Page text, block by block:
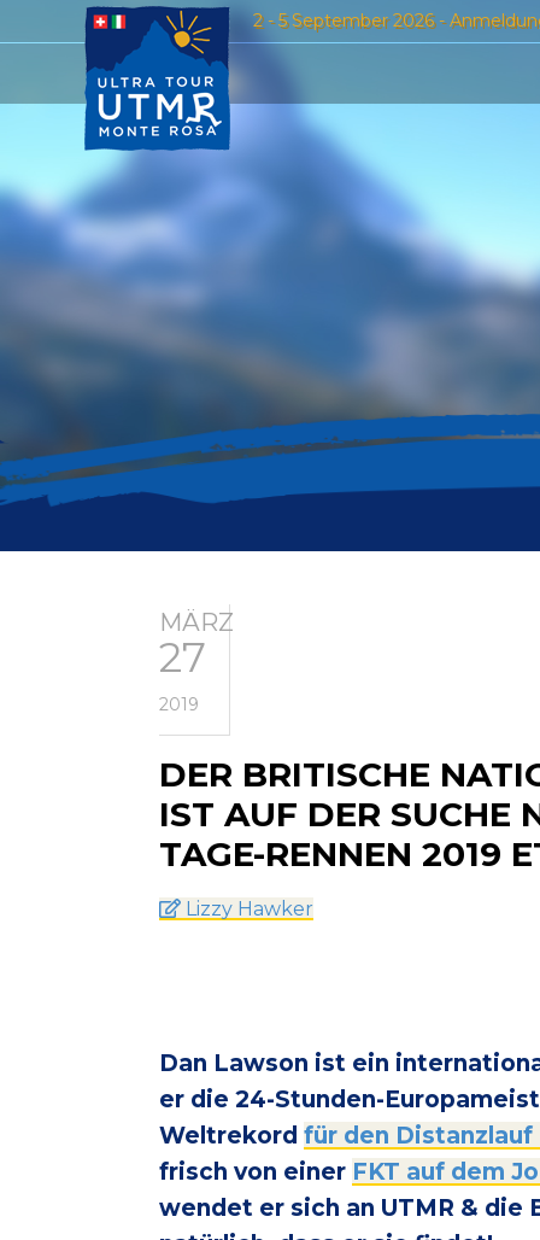
2 - 5 September 2026 -
MÄRZ
27
2019
DER BRITISCHE
IST AUF DER SUCHE
TAGE-RENNEN 2019
Lizzy Hawker
Dan Lawson ist ein
er die 24-Stunden-
Weltrekord für den Distanzlauf
frisch von einer FKT auf dem
wendet er sich an UTMR & die